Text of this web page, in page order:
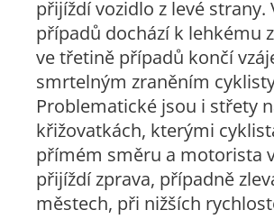
přijíždí vozidlo z levé strany.
případů dochází k lehkému
ve třetině případů končí
smrtelným zraněním
Problematické jsou i střety
křižovatkách, kterými
přímém směru a motorista
přijíždí zprava, případně
městech, při nižších